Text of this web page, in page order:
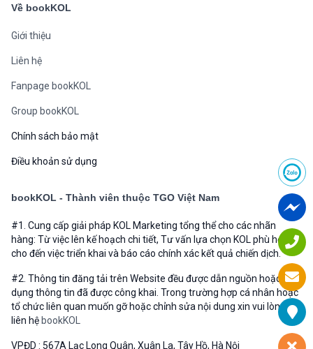
Về bookKOL
Giới thiệu
Liên hệ
Fanpage bookKOL
Group bookKOL
Chính sách bảo mật
Điều khoản sử dụng
bookKOL - Thành viên thuộc TGO Việt Nam
#1. Cung cấp giải pháp KOL Marketing tổng thể cho các nhãn
hàng: Từ việc lên kế hoạch chi tiết, Tư vấn lựa chọn KOL phù hợp
cho đến việc triển khai và báo cáo chính xác kết quả chiến dịch.
#2. Thông tin đăng tải trên Website đều được dẫn nguồn hoặc sử
dụng thông tin đã được công khai. Trong trường hợp cá nhân hoặc
tổ chức liên quan muốn gỡ hoặc chỉnh sửa nội dung xin vui lòng
liên hệ bookKOL
VPĐD : 567A Lạc Long Quân, Xuân La, Tây Hồ, Hà Nội